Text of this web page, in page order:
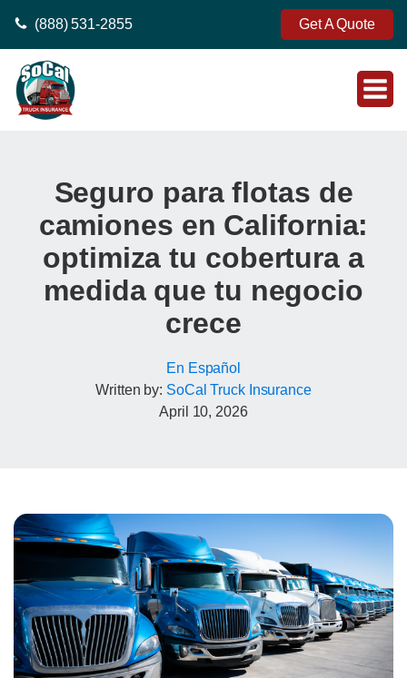
(888) 531-2855 Get A Quote
Seguro para flotas de
camiones en California:
optimiza tu cobertura a
medida que tu negocio
crece
En Español
Written by: SoCal Truck Insurance
April 10, 2026